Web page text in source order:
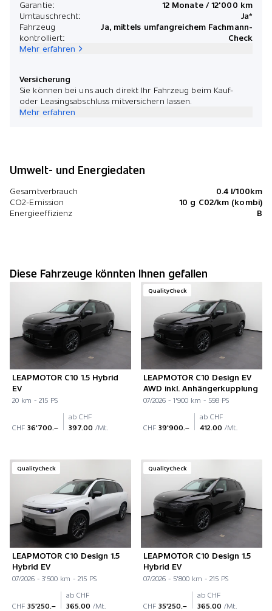
Garantie:
12 Monate / 12'000 km
Umtauschrecht:
Ja*
Fahrzeug
kontrolliert:
Ja, mittels umfangreichem Fachmann-
Check
Mehr erfahren
Versicherung
Sie können bei uns auch direkt Ihr Fahrzeug beim Kauf-
oder Leasingsabschluss mitversichern lassen.
Mehr erfahren
Umwelt- und Energiedaten
Gesamtverbrauch
0.4 l/100km
CO2-Emission
10 g C02/km (kombi)
Energieeffizienz
B
Diese Fahrzeuge könnten Ihnen gefallen
LEAPMOTOR C10 1.5 Hybrid
EV
20 km - 215 PS
CHF 36'700.–
ab CHF
397.00 /Mt.
QualityCheck
LEAPMOTOR C10 Design EV
AWD inkl. Anhängerkupplung
07/2026 - 1'900 km - 598 PS
CHF 39'900.–
ab CHF
412.00 /Mt.
QualityCheck
LEAPMOTOR C10 Design 1.5
Hybrid EV
07/2026 - 3'500 km - 215 PS
CHF 35'250.–
ab CHF
365.00 /Mt.
QualityCheck
LEAPMOTOR C10 Design 1.5
Hybrid EV
07/2026 - 5'800 km - 215 PS
CHF 35'250.–
ab CHF
365.00 /Mt.